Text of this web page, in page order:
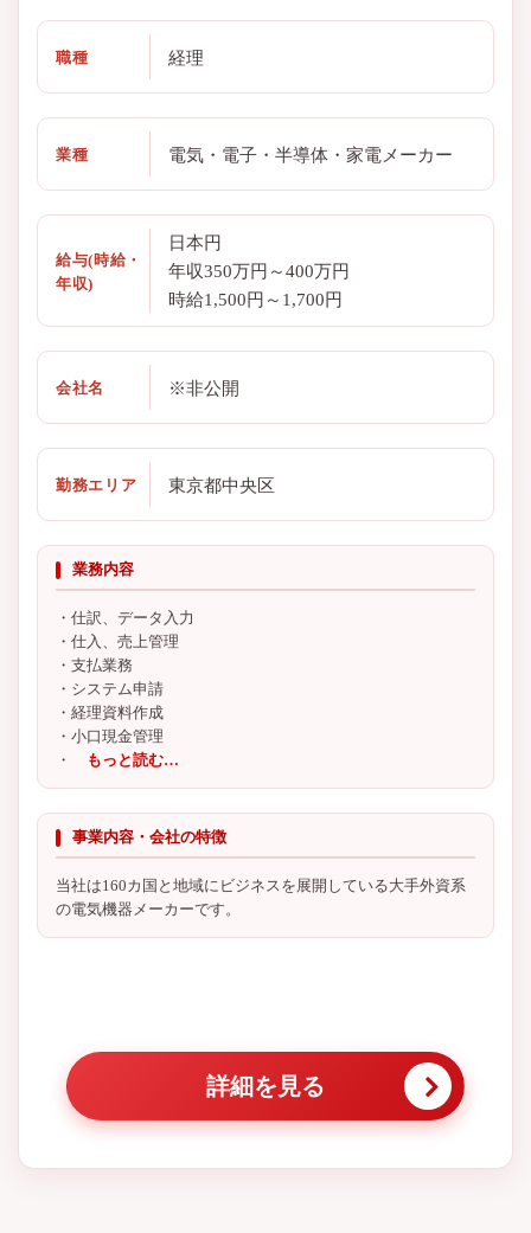
職種 経理
業種 電気・電子・半導体・家電メーカー
給与(時給・
年収)
日本円
年収350万円～400万円
時給1,500円～1,700円
会社名 ※非公開
勤務エリア 東京都中央区
業務内容
・仕訳、データ入力
・仕入、売上管理
・支払業務
・システム申請
・経理資料作成
・小口現金管理
・
もっと読む…
事業内容・会社の特徴
当社は160カ国と地域にビジネスを展開している大手外資系
の電気機器メーカーです。
詳細を見る